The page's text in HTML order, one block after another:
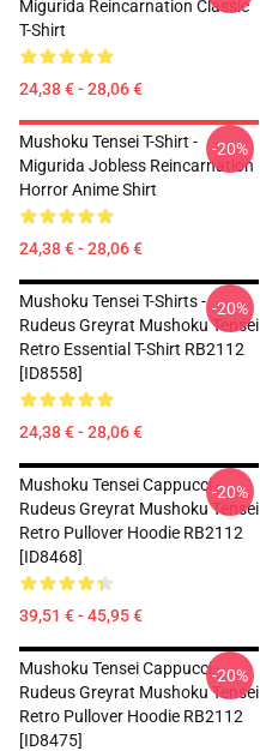
Migurida Reincarnation Classic
T-Shirt
24,38 € - 28,06 €
Mushoku Tensei T-Shirt -
Migurida Jobless Reincarnation
Horror Anime Shirt
24,38 € - 28,06 €
-20%
Mushoku Tensei T-Shirts -
Rudeus Greyrat Mushoku Tensei
Retro Essential T-Shirt RB2112
[ID8558]
24,38 € - 28,06 €
-20%
Mushoku Tensei Cappucci -
Rudeus Greyrat Mushoku Tensei
Retro Pullover Hoodie RB2112
[ID8468]
39,51 € - 45,95 €
-20%
Mushoku Tensei Cappucci -
Rudeus Greyrat Mushoku Tensei
Retro Pullover Hoodie RB2112
[ID8475]
-20%